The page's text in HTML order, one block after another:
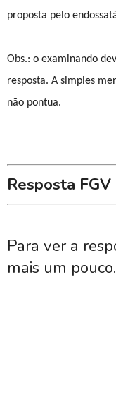
proposta pelo
Obs.: o examinando
resposta. A simples
não pontua.
Resposta FGV
Para ver a
mais um